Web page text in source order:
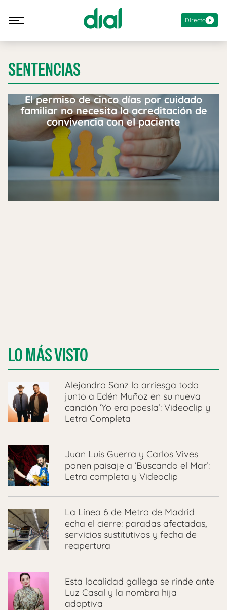
Directo
SENTENCIAS
El permiso de cinco días por cuidado
familiar no necesita la acreditación de
convivencia con el paciente
LO MÁS VISTO
Alejandro Sanz lo arriesga todo
junto a Edén Muñoz en su nueva
canción ‘Yo era poesía’: Videoclip y
Letra Completa
Juan Luis Guerra y Carlos Vives
ponen paisaje a ‘Buscando el Mar’:
Letra completa y Videoclip
La Línea 6 de Metro de Madrid
echa el cierre: paradas afectadas,
servicios sustitutivos y fecha de
reapertura
Esta localidad gallega se rinde ante
Luz Casal y la nombra hija
adoptiva